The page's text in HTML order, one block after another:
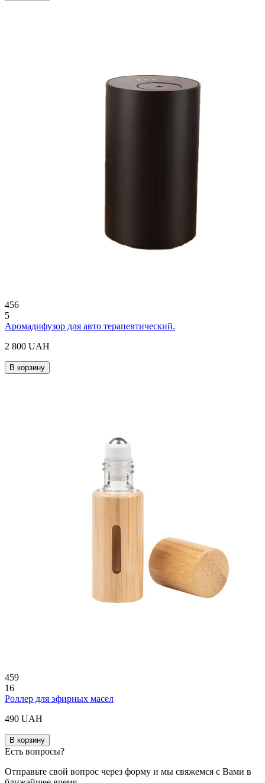
456
5
Аромадифузор для авто терапевтический.
2 800 UAH
В корзину
459
16
Роллер для эфирных масел
490 UAH
В корзину
Есть вопросы?
Отправьте свой вопрос через форму и мы свяжемся с Вами в